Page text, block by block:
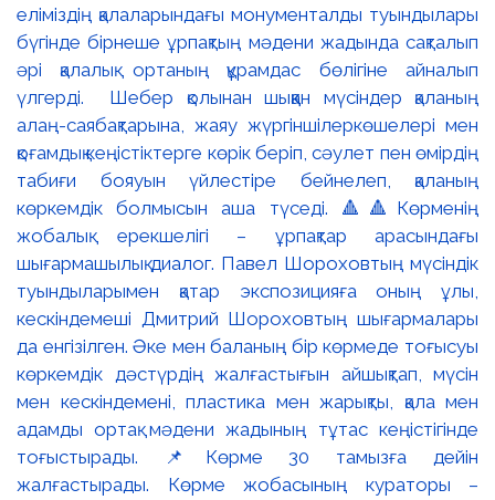
еліміздің қалаларындағы монументалды туындылары
бүгінде бірнеше ұрпақтың мәдени жадында сақталып
әрі қалалық ортаның құрамдас бөлігіне айналып
үлгерді. Шебер қолынан шыққан мүсіндер қаланың
алаң-саябақтарына, жаяу жүргіншілеркөшелері мен
қоғамдық кеңістіктерге көрік беріп, сәулет пен өмірдің
табиғи бояуын үйлестіре бейнелеп, қаланың
көркемдік болмысын аша түседі. 🔺🔺Көрменің
жобалық ерекшелігі – ұрпақтар арасындағы
шығармашылық диалог. Павел Шороховтың мүсіндік
туындыларымен қатар экспозицияға оның ұлы,
кескіндемеші Дмитрий Шороховтың шығармалары
да енгізілген. Әке мен баланың бір көрмеде тоғысуы
көркемдік дәстүрдің жалғастығын айшықтап, мүсін
мен кескіндемені, пластика мен жарықты, қала мен
адамды ортақ мәдени жадының тұтас кеңістігінде
тоғыстырады. 📌Көрме 30 тамызға дейін
жалғастырады. Көрме жобасының кураторы –